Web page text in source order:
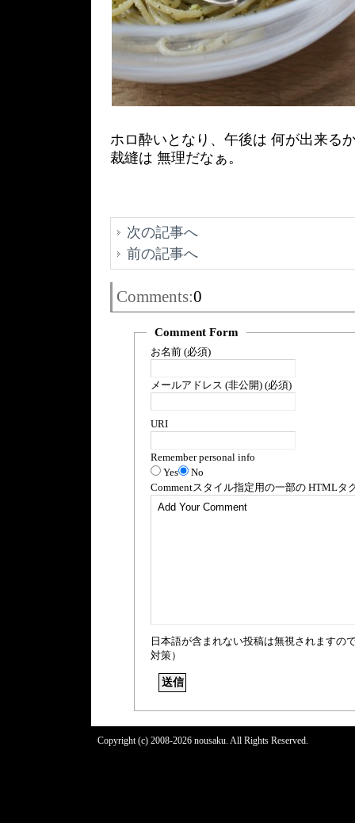
ホロ酔いとなり、午後は 何が出来る
裁縫は 無理だなぁ。
次の記事へ
前の記事へ
Comments:0
Comment Form
お名前 (必須)
メールアドレス (非公開) (必須)
URI
Remember personal info
Yes
No
Commentスタイル指定用の一部の HTMLタ
日本語が含まれない投稿は無視されますの
対策）
Copyright (c) 2008-2026 nousaku. All Rights Reserved.